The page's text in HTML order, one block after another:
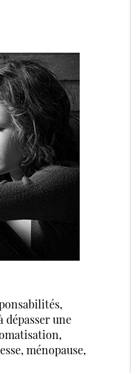
dépasser une
ménopause,